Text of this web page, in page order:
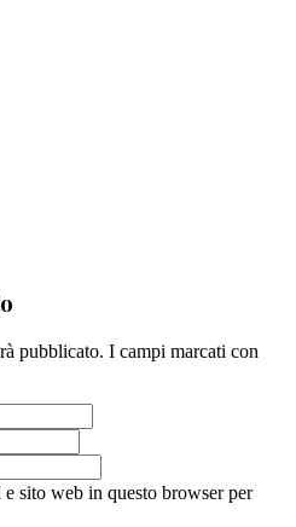
pubblicato. I campi marcati con
sito web in questo browser per